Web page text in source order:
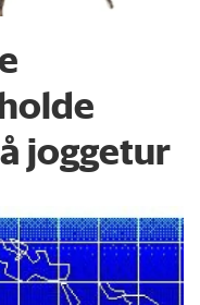
joggetur